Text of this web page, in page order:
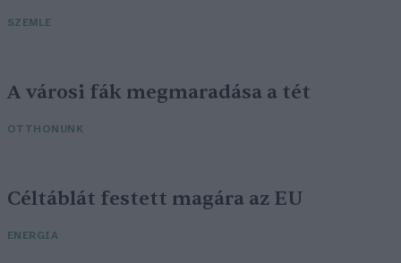
SZEMLE
A városi fák megmaradása a tét
OTTHONUNK
Céltáblát festett magára az EU
ENERGIA